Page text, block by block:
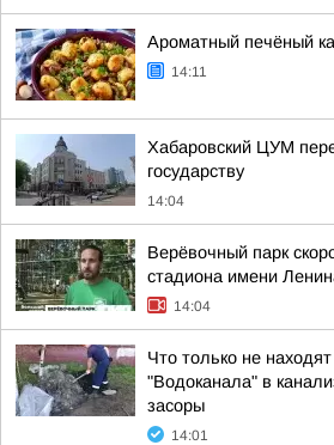
Ароматный печёный
14:11
Хабаровский ЦУМ
государству
14:04
Верёвочный парк
стадиона имени
14:04
Что только не
"Водоканала" в
засоры
14:01